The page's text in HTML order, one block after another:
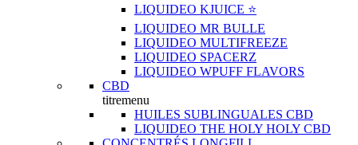
LIQUIDEO KJUICE ⭐️
LIQUIDEO MR BULLE
LIQUIDEO MULTIFREEZE
LIQUIDEO SPACERZ
LIQUIDEO WPUFF FLAVORS
CBD
titremenu
HUILES SUBLINGUALES CBD
LIQUIDEO THE HOLY HOLY CBD